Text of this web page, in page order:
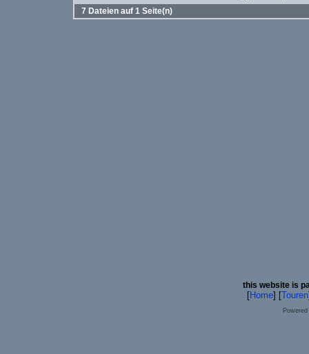
7 Dateien auf 1 Seite(n)
this website is
[Home] [Touren